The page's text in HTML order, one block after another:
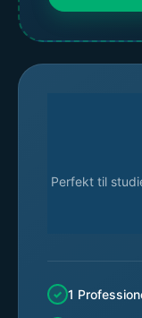
Perfekt til
1